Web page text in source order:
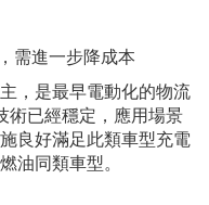
需進一步降成本
，是最早電動化的物流
術已經穩定，應用場景
良好滿足此類車型充電
油同類車型。